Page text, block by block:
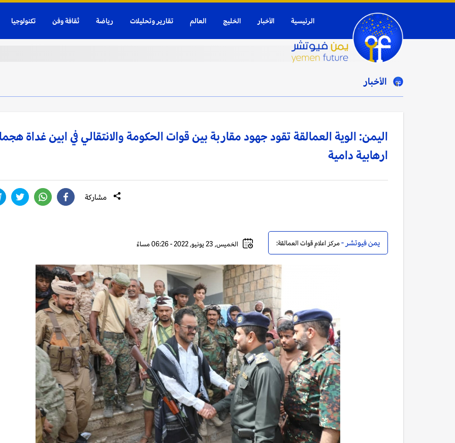
الرئيسية الأخبار الخليج العالم تقارير وتحليلات رياضة ثقافة وفن تكنولوجيا
الأخبار
اليمن: الوية العمالقة تقود جهود مقاربة بين قوات الحكومة والانتقالي في ابين غداة
ارهابية دامية
مشاركة
يمن فيوتشر -مركز اعلام قوات العمالقة: الخميس, 23 يونيو, 2022 - 06:26 مساءً